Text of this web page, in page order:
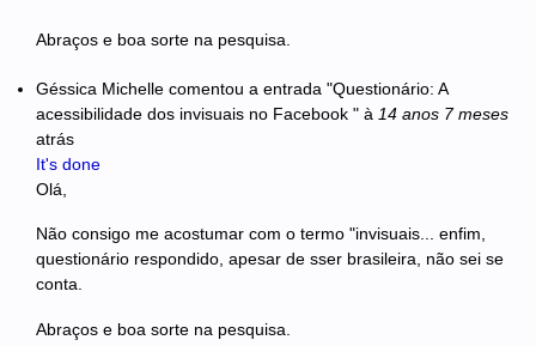
Abraços e boa sorte na pesquisa.
Géssica Michelle comentou a entrada "Questionário: A
acessibilidade dos invisuais no Facebook " à 14 anos 7 meses
atrás
It's done
Olá,
Não consigo me acostumar com o termo "invisuais... enfim,
questionário respondido, apesar de sser brasileira, não sei se
conta.
Abraços e boa sorte na pesquisa.